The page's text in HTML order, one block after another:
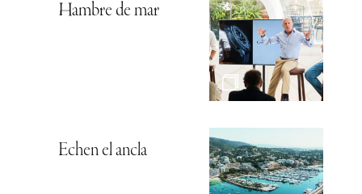
Hambre de mar
Echen el ancla